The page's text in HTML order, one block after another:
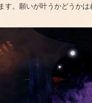
。願いが叶うかどうか